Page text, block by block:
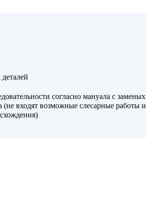
согласно мануала с заменых
(не входят возможные слесарные работы и